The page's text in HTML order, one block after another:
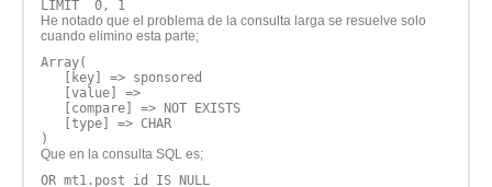
He notado que el problema de la consulta larga se resuelve solo
cuando elimino esta parte;
Array(
   [key] => sponsored
   [value] =>
   [compare] => NOT EXISTS
   [type] => CHAR
Que en la consulta SQL es;